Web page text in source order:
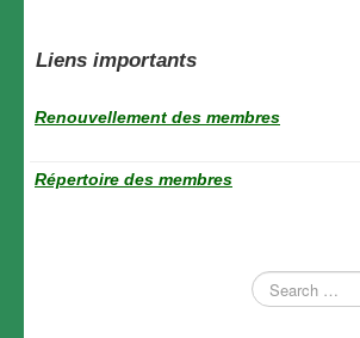
Liens importants
Renouvellement des membres
Répertoire des membres